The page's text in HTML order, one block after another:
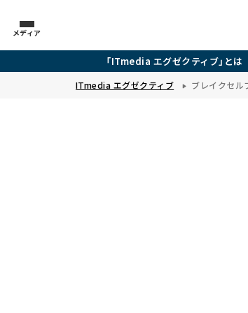
メディア
「ITmedia エグゼクティブ」とは
ITmedia エグゼクティブ ブレイクセル